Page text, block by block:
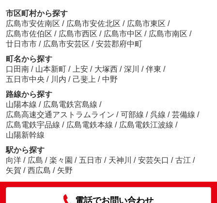
市区町村から探す
広島市安佐南区 / 広島市安佐北区 / 広島市東区 /
広島市佐伯区 / 広島市西区 / 広島市中区 / 広島市南区 /
廿日市市 / 広島市安芸区 / 安芸郡府中町
町名から探す
口田南 / 山本新町 / 上安 / 大塚西 / 深川 / 伴東 /
五日市中央 / 川内 / 己斐上 / 中野
路線から探す
山陽本線 / 広島電鉄宮島線 /
広島高速交通アストラムライン / 可部線 / 呉線 / 芸備線 /
広島電鉄宇品線 / 広島電鉄本線 / 広島電鉄江波線 /
山陽新幹線
駅から探す
向洋 / 広島 / 楽々園 / 五日市 / 天神川 / 安芸矢口 / 古江 /
矢賀 / 西広島 / 矢野
電話でお問い合わせ